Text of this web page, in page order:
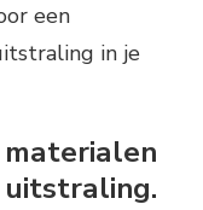
een
in je
uitstraling.